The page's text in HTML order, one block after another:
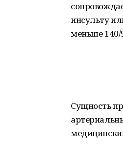
инсульту
меньше
Сущность